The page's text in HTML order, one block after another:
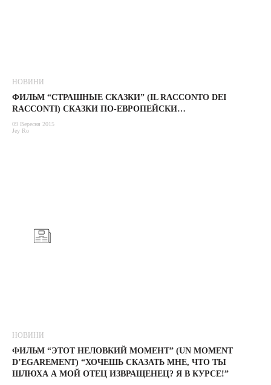
НОВИНИ
ФИЛЬМ “СТРАШНЫЕ СКАЗКИ” (IL RACCONTO DEI
RACCONTI) СКАЗКИ ПО-ЕВРОПЕЙСКИ…
09 Вересня 2015
Jey Ro
НОВИНИ
ФИЛЬМ “ЭТОТ НЕЛОВКИЙ МОМЕНТ” (UN MOMENT
D’EGAREMENT) “ХОЧЕШЬ СКАЗАТЬ МНЕ, ЧТО ТЫ
ШЛЮХА А МОЙ ОТЕЦ ИЗВРАЩЕНЕЦ? Я В КУРСЕ!”